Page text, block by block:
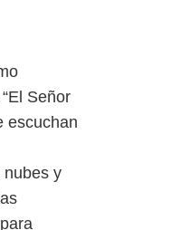
Señor
escuchan
nubes y